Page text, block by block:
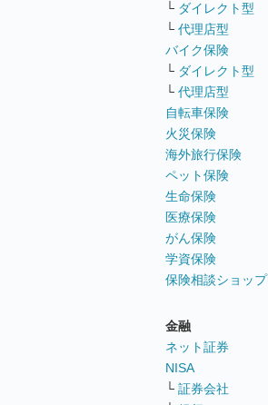
└ ダイレクト型
└ 代理店型
バイク保険
└ ダイレクト型
└ 代理店型
自転車保険
火災保険
海外旅行保険
ペット保険
生命保険
医療保険
がん保険
学資保険
保険相談ショップ
金融
ネット証券
NISA
└ 証券会社